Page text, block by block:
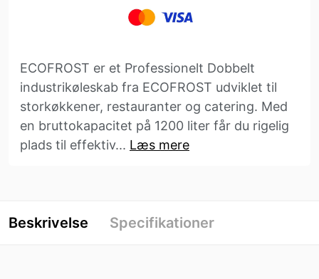
ECOFROST er et Professionelt Dobbelt
industrikøleskab fra ECOFROST udviklet til
storkøkkener, restauranter og catering. Med
en bruttokapacitet på 1200 liter får du rigelig
plads til effektiv... Læs mere
Beskrivelse Specifikationer